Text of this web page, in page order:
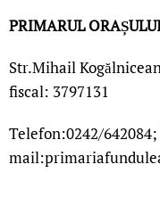
PRIMARUL
Str.Mihail
fiscal: 3797131
Telefon:0242/